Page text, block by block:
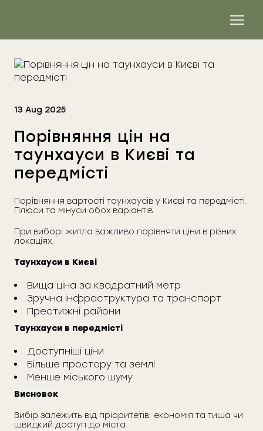
13 Aug 2025
Порівняння цін на
таунхауси в Києві та
передмісті
Порівняння вартості таунхаусів у Києві та передмісті.
Плюси та мінуси обох варіантів.
При виборі житла важливо порівняти ціни в різних
локаціях.
Таунхауси в Києві
Вища ціна за квадратний метр
Зручна інфраструктура та транспорт
Престижні райони
Таунхауси в передмісті
Доступніші ціни
Більше простору та землі
Менше міського шуму
Висновок
Вибір залежить від пріоритетів: економія та тиша чи
швидкий доступ до міста.